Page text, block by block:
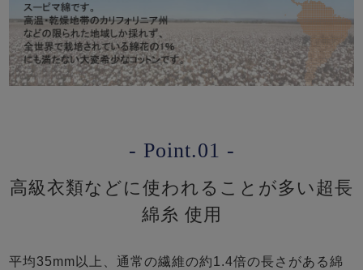
- Point.01 -
高級衣類などに使われることが多い超長
綿糸 使用
平均35mm以上、通常の繊維の約1.4倍の長さがある綿